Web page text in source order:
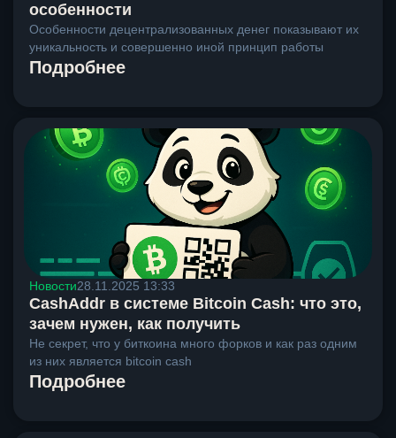
особенности
Особенности децентрализованных денег показывают их
уникальность и совершенно иной принцип работы
Подробнее
Новости28.11.2025 13:33
CashAddr в системе Bitcoin Cash: что это,
зачем нужен, как получить
Не секрет, что у биткоина много форков и как раз одним
из них является bitcoin cash
Подробнее